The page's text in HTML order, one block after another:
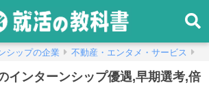
シップの企業 不動産・エンタメ・サービス
インターンシップ優遇,早期選考,倍